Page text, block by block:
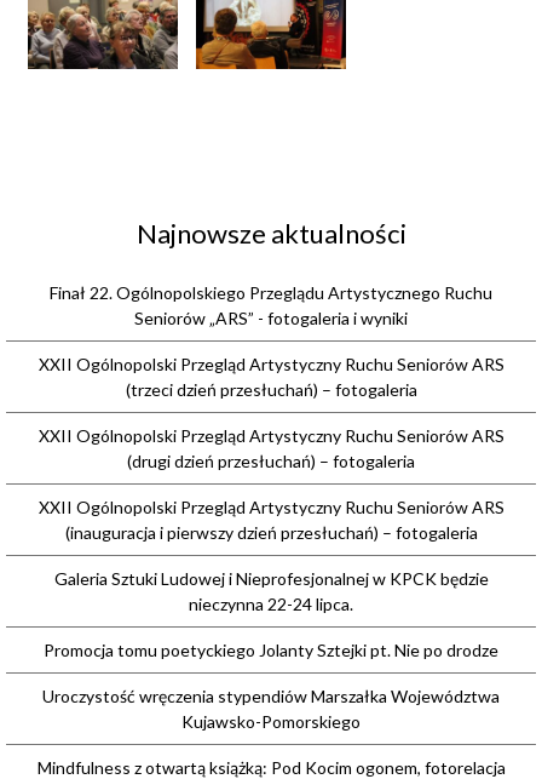
Najnowsze aktualności
Finał 22. Ogólnopolskiego Przeglądu Artystycznego Ruchu
Seniorów „ARS” - fotogaleria i wyniki
XXII Ogólnopolski Przegląd Artystyczny Ruchu Seniorów ARS
(trzeci dzień przesłuchań) – fotogaleria
XXII Ogólnopolski Przegląd Artystyczny Ruchu Seniorów ARS
(drugi dzień przesłuchań) – fotogaleria
XXII Ogólnopolski Przegląd Artystyczny Ruchu Seniorów ARS
(inauguracja i pierwszy dzień przesłuchań) – fotogaleria
Galeria Sztuki Ludowej i Nieprofesjonalnej w KPCK będzie
nieczynna 22-24 lipca.
Promocja tomu poetyckiego Jolanty Sztejki pt. Nie po drodze
Uroczystość wręczenia stypendiów Marszałka Województwa
Kujawsko-Pomorskiego
Mindfulness z otwartą książką: Pod Kocim ogonem, fotorelacja